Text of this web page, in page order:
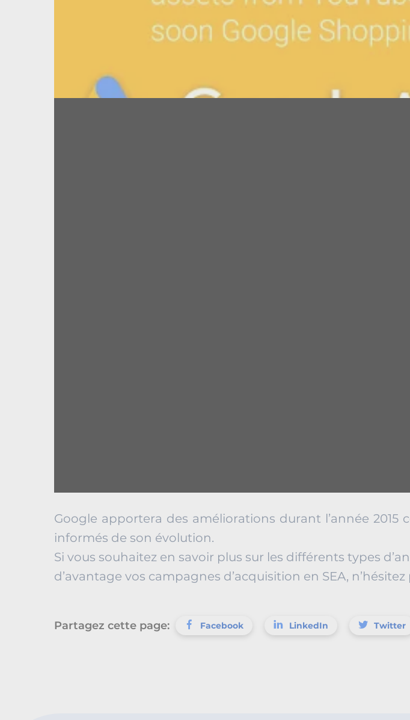
Google apportera des améliorations durant l’année
informés de son évolution.
Si vous souhaitez en savoir plus sur les différents types
d’avantage vos campagnes d’acquisition en SEA, n’hésitez
Partagez cette page: Facebook LinkedIn Twitter